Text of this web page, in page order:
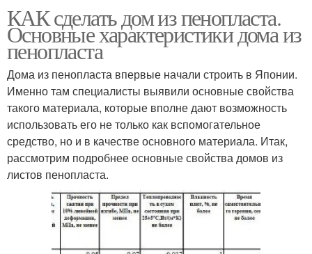
КАК сделать дом из пенопласта.
Основные характеристики дома из
пенопласта
Дома из пенопласта впервые начали строить в Японии.
Именно там специалисты выявили основные свойства
такого материала, которые вполне дают возможность
использовать его не только как вспомогательное
средство, но и в качестве основного материала. Итак,
рассмотрим подробнее основные свойства домов из
листов пенопласта.